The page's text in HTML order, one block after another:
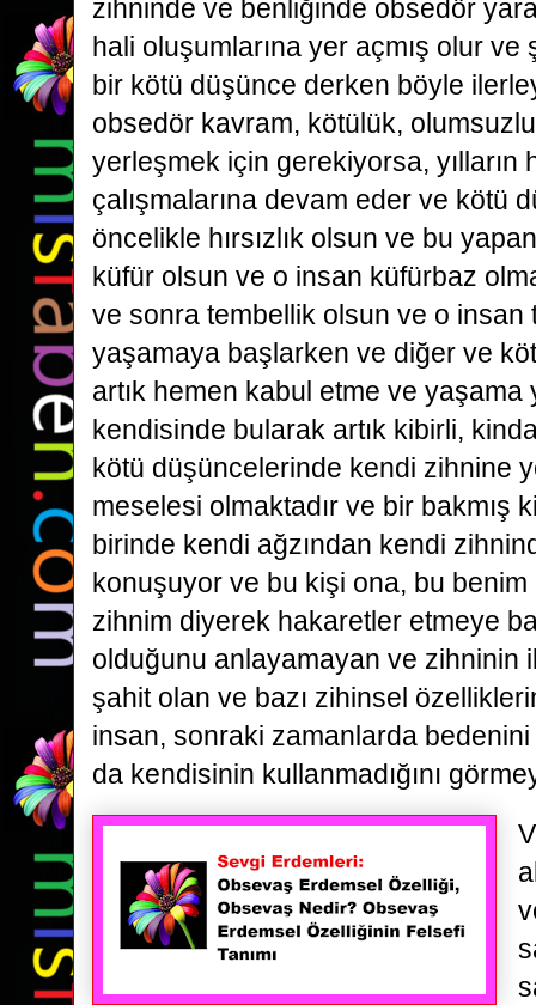
zihninde ve benliğinde obsedör
hali oluşumlarına yer açmış olur
bir kötü düşünce derken böyle
obsedör kavram, kötülük,
yerleşmek için gerekiyorsa, yılların
çalışmalarına devam eder ve kötü
öncelikle hırsızlık olsun ve bu
küfür olsun ve o insan küfürbaz
ve sonra tembellik olsun ve o insan
yaşamaya başlarken ve diğer ve
artık hemen kabul etme ve yaşama
kendisinde bularak artık kibirli,
kötü düşüncelerinde kendi zihnine
meselesi olmaktadır ve bir bakmış
birinde kendi ağzından kendi
konuşuyor ve bu kişi ona, bu
zihnim diyerek hakaretler etmeye
olduğunu anlayamayan ve zihninin
şahit olan ve bazı zihinsel
insan, sonraki zamanlarda
da kendisinin kullanmadığını